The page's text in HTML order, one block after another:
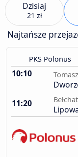
Dzisiaj
21 zł
Najtańsze
PKS Polonus
10:10
11:20